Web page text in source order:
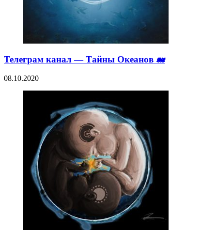
Телеграм канал — Тайны Океанов 🐋
08.10.2020